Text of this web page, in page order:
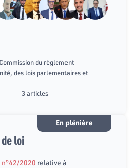
Commission du règlement
des lois parlementaires et
3 articles
En plénière
loi
2020 relative à